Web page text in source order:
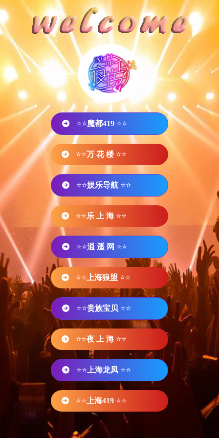
⭐⭐魔都419 ⭐⭐
⭐⭐万 花 楼 ⭐⭐
⭐⭐娱乐导航 ⭐⭐
⭐⭐乐 上 海 ⭐⭐
⭐⭐逍 遥 网 ⭐⭐
⭐⭐ 上海狼盟 ⭐⭐
⭐⭐贵族宝贝 ⭐⭐
⭐⭐夜 上 海 ⭐⭐
⭐⭐ 上海龙凤 ⭐⭐
⭐⭐ 上海419 ⭐⭐